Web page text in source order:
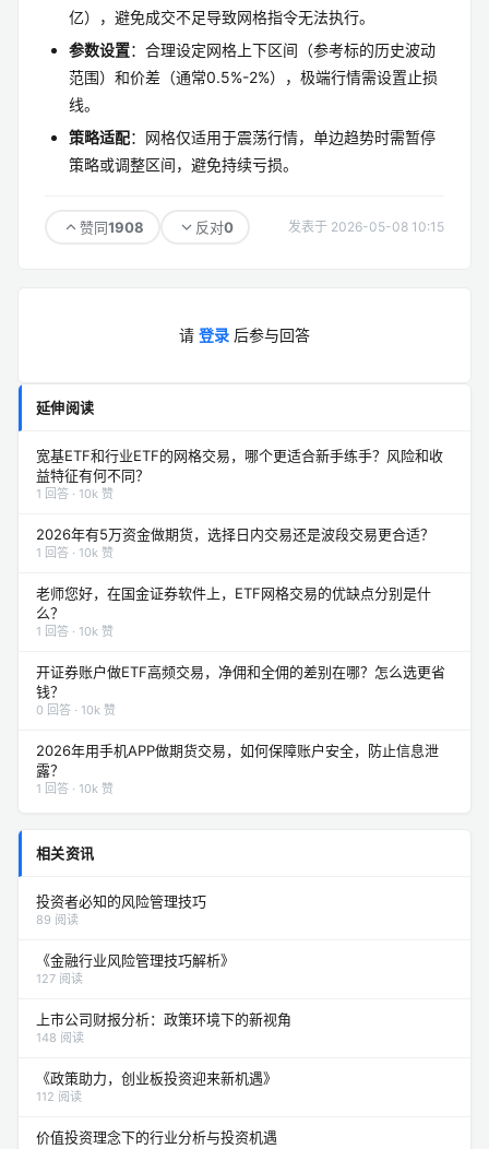
亿），避免成交不足导致网格指令无法执行。
参数设置：合理设定网格上下区间（参考标的历史波动
范围）和价差（通常0.5%-2%），极端行情需设置止损
线。
策略适配：网格仅适用于震荡行情，单边趋势时需暂停
策略或调整区间，避免持续亏损。
赞同1908 反对0 发表于 2026-05-08 10:15
请 登录 后参与回答
延伸阅读
宽基ETF和行业ETF的网格交易，哪个更适合新手练手？风险和收
益特征有何不同？
1 回答 · 10k 赞
2026年有5万资金做期货，选择日内交易还是波段交易更合适？
1 回答 · 10k 赞
老师您好，在国金证券软件上，ETF网格交易的优缺点分别是什
么？
1 回答 · 10k 赞
开证券账户做ETF高频交易，净佣和全佣的差别在哪？怎么选更省
钱？
0 回答 · 10k 赞
2026年用手机APP做期货交易，如何保障账户安全，防止信息泄
露？
1 回答 · 10k 赞
相关资讯
投资者必知的风险管理技巧
89 阅读
《金融行业风险管理技巧解析》
127 阅读
上市公司财报分析：政策环境下的新视角
148 阅读
《政策助力，创业板投资迎来新机遇》
112 阅读
价值投资理念下的行业分析与投资机遇